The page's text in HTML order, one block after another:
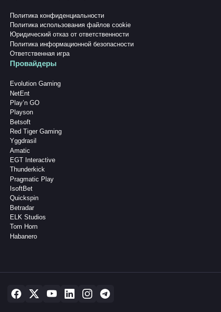
Политика конфиденциальности
Политика использования файлов cookie
Юридический отказ от ответственности
Политика информационной безопасности
Ответственная игра
Провайдеры
Evolution Gaming
NetEnt
Play’n GO
Playson
Betsoft
Red Tiger Gaming
Yggdrasil
Amatic
EGT Interactive
Thunderkick
Pragmatic Play
IsoftBet
Quickspin
Betradar
ELK Studios
Tom Horn
Habanero